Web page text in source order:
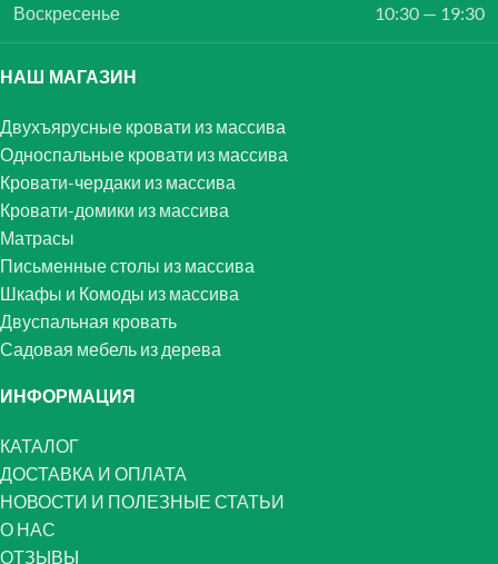
Воскресенье 10:30 — 19:30
НАШ МАГАЗИН
Двухъярусные кровати из массива
Односпальные кровати из массива
Кровати-чердаки из массива
Кровати-домики из массива
Матрасы
Письменные столы из массива
Шкафы и Комоды из массива
Двуспальная кровать
Садовая мебель из дерева
ИНФОРМАЦИЯ
КАТАЛОГ
ДОСТАВКА И ОПЛАТА
НОВОСТИ И ПОЛЕЗНЫЕ СТАТЬИ
О НАС
ОТЗЫВЫ